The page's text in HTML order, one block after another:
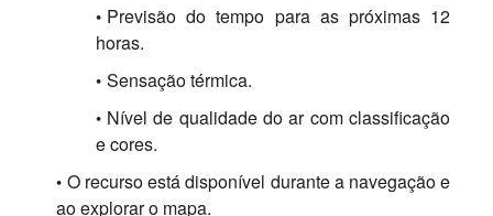
Previsão do tempo para as próximas 12
horas.
Sensação térmica.
Nível de qualidade do ar com classificação
e cores.
O recurso está disponível durante a navegação e
ao explorar o mapa.